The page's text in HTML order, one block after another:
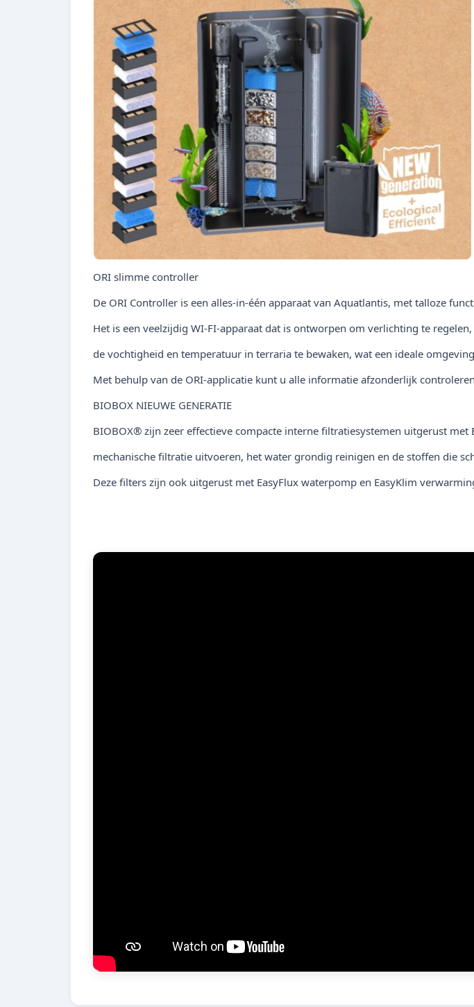
ORI slimme controller
De ORI Controller is een alles-in-één apparaat van Aquatlantis, met talloze
Het is een veelzijdig WI-FI-apparaat dat is ontworpen om verlichting te
de vochtigheid en temperatuur in terraria te bewaken, wat een ideale
Met behulp van de ORI-applicatie kunt u alle informatie afzonderlijk
BIOBOX NIEUWE GENERATIE
BIOBOX® zijn zeer effectieve compacte interne filtratiesystemen uitgerust
mechanische filtratie uitvoeren, het water grondig reinigen en de stoffen die
Deze filters zijn ook uitgerust met EasyFlux waterpomp en EasyKlim